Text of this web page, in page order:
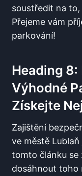
soustředit na to,
Přejeme vám
parkování!
Heading 8:
Výhodné
Získejte
Zajištění
ve městě
tomto článku se
dosáhnout toho